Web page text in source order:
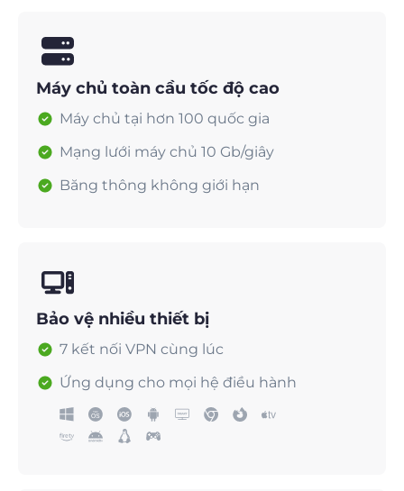
Máy chủ toàn cầu tốc độ cao
Máy chủ tại hơn 100 quốc gia
Mạng lưới máy chủ 10 Gb/giây
Băng thông không giới hạn
Bảo vệ nhiều thiết bị
7 kết nối VPN cùng lúc
Ứng dụng cho mọi hệ điều hành